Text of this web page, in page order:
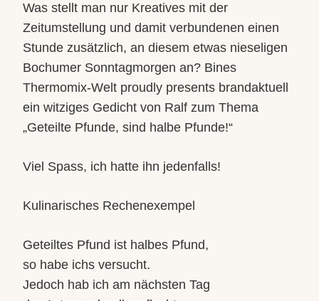
Was stellt man nur Kreatives mit der
Zeitumstellung und damit verbundenen einen
Stunde zusätzlich, an diesem etwas nieseligen
Bochumer Sonntagmorgen an? Bines
Thermomix-Welt proudly presents brandaktuell
ein witziges Gedicht von Ralf zum Thema
„Geteilte Pfunde, sind halbe Pfunde!“
Viel Spass, ich hatte ihn jedenfalls!
Kulinarisches Rechenexempel
Geteiltes Pfund ist halbes Pfund,
so habe ichs versucht.
Jedoch hab ich am nächsten Tag